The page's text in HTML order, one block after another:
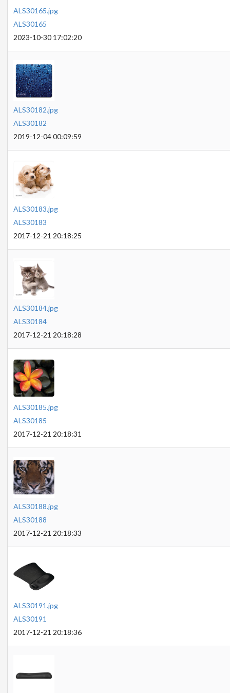
ALS30165.jpg
ALS30165
2023-10-30 17:02:20
ALS30182.jpg
ALS30182
2019-12-04 00:09:59
ALS30183.jpg
ALS30183
2017-12-21 20:18:25
ALS30184.jpg
ALS30184
2017-12-21 20:18:28
ALS30185.jpg
ALS30185
2017-12-21 20:18:31
ALS30188.jpg
ALS30188
2017-12-21 20:18:33
ALS30191.jpg
ALS30191
2017-12-21 20:18:36